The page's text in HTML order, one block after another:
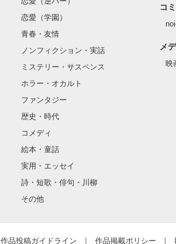
“あの事”だけは誰にも言えない秘密だ
もしも素直に
『好き』
と伝えていたら
私達の関係は変わっていたのかな……
それぞれの想いが交差する
切ない片想い
何が嘘だったの？
“そばにいるよ”
恋愛（学園）
青春・友情
ノンフィクション・実話
ミステリー・サスペンス
ホラー・オカルト
ファンタジー
歴史・時代
コメディ
絵本・童話
実用・エッセイ
詩・短歌・俳句・川柳
その他
コ
メ
映
作品投稿ガイドライン 作品掲載ポリシー